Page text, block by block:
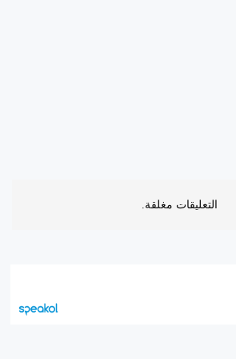
التعليقات مغلقة.